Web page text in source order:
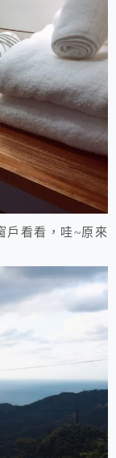
戶看看，哇~原來